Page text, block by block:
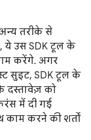
तरीके से
ये उस SDK टूल के
करेंगे. अगर
सुइट, SDK टूल के
दस्तावेज़ को
में दी गई
काम करने की शर्तों